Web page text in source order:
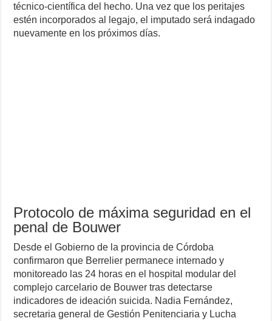
técnico-científica del hecho. Una vez que los peritajes
estén incorporados al legajo, el imputado será indagado
nuevamente en los próximos días.
Protocolo de máxima seguridad en el
penal de Bouwer
Desde el Gobierno de la provincia de Córdoba
confirmaron que Berrelier permanece internado y
monitoreado las 24 horas en el hospital modular del
complejo carcelario de Bouwer tras detectarse
indicadores de ideación suicida. Nadia Fernández,
secretaria general de Gestión Penitenciaria y Lucha